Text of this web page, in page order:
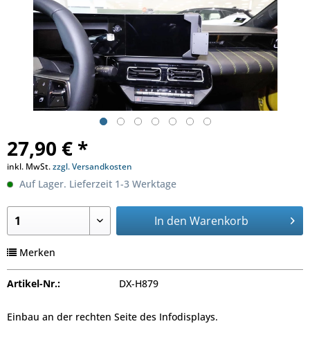
27,90 € *
inkl. MwSt.zzgl. Versandkosten
Auf Lager. Lieferzeit 1-3 Werktage
In den Warenkorb
Merken
Artikel-Nr.: DX-H879
Einbau an der rechten Seite des Infodisplays.